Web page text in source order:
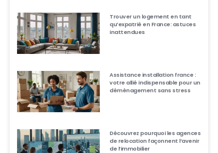
Trouver un logement en tant
qu’expatrié en France: astuces
inattendues
Assistance installation france :
votre allié indispensable pour un
déménagement sans stress
Découvrez pourquoi les agences
de relocation façonnent l’avenir
de l’immobilier